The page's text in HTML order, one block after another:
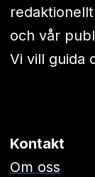
och vår
Vi vill guida
Kontakt
Om oss